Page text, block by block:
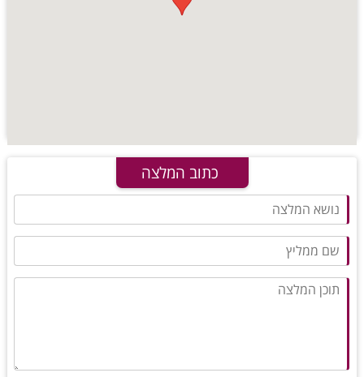
כתוב המלצה